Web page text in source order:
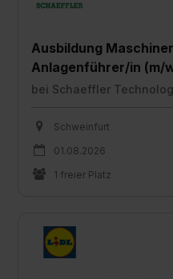
Ausbildung
Anlagenführer/in (m/
bei Schaeffler
Schweinfurt
01.08.2026
1 freier Platz